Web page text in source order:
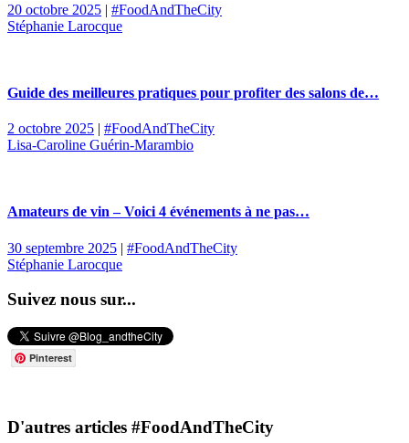
20 octobre 2025 | #FoodAndTheCity
Stéphanie Larocque
Guide des meilleures pratiques pour profiter des salons de…
2 octobre 2025 | #FoodAndTheCity
Lisa-Caroline Guérin-Marambio
Amateurs de vin – Voici 4 événements à ne pas…
30 septembre 2025 | #FoodAndTheCity
Stéphanie Larocque
Suivez nous sur...
Pinterest
D'autres articles #FoodAndTheCity